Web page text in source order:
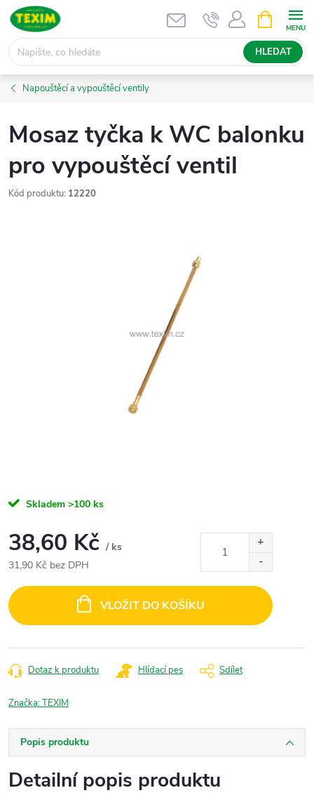
Přejít
obsah
HLEDAT
NÁKUPNÍ
KOŠÍK
Napouštěcí a vypouštěcí ventily
Mosaz tyčka k WC balonku
pro vypouštěcí ventil
Kód produktu: 12220
Skladem >100 ks
38,60 Kč / ks
31,90 Kč bez DPH
cena:
VLOŽIT DO KOŠÍKU
Dotaz k produktu Hlídací pes Sdílet
Značka:TEXIM
Popis produktu
Detailní popis produktu